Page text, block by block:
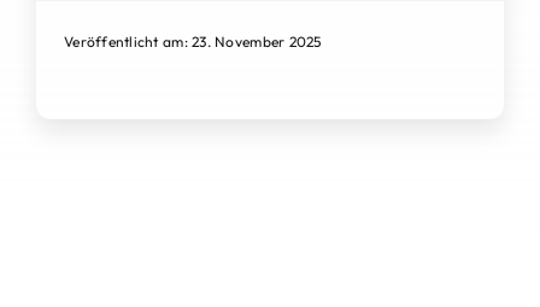
Veröffentlicht am: 23. November 2025